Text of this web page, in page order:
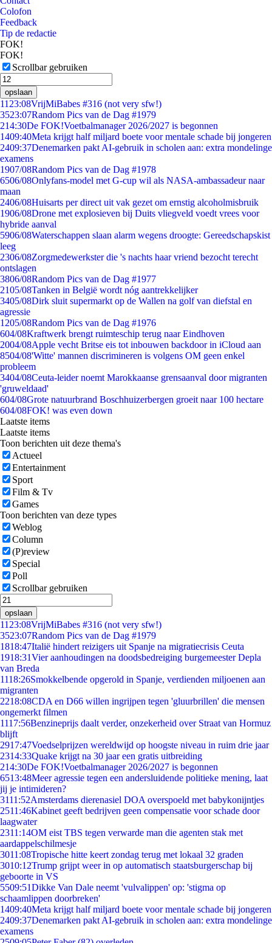
Colofon
Feedback
Tip de redactie
FOK!
FOK!
Scrollbar gebruiken
opslaan
11 23:08VrijMiBabes #316 (not very sfw!)
3523:07Random Pics van de Dag #1979
214:30De FOK!Voetbalmanager 2026/2027 is begonnen
1409:40Meta krijgt half miljard boete voor mentale schade bij jongeren
2409:37Denemarken pakt AI-gebruik in scholen aan: extra mondelinge
examens
1907/08Random Pics van de Dag #1978
6506/08Onlyfans-model met G-cup wil als NASA-ambassadeur naar
maan
2406/08Huisarts per direct uit vak gezet om ernstig alcoholmisbruik
1906/08Drone met explosieven bij Duits vliegveld voedt vrees voor
hybride aanval
5906/08Waterschappen slaan alarm wegens droogte: Gereedschapskist
leeg
2306/08Zorgmedewerkster die 's nachts haar vriend bezocht terecht
ontslagen
3806/08Random Pics van de Dag #1977
2105/08Tanken in België wordt nóg aantrekkelijker
3405/08Dirk sluit supermarkt op de Wallen na golf van diefstal en
agressie
1205/08Random Pics van de Dag #1976
604/08Kraftwerk brengt ruimteschip terug naar Eindhoven
2004/08Apple vecht Britse eis tot inbouwen backdoor in iCloud aan
8504/08'Witte' mannen discrimineren is volgens OM geen enkel
probleem
3404/08Ceuta-leider noemt Marokkaanse grensaanval door migranten
'gruweldaad'
604/08Grote natuurbrand Boschhuizerbergen groeit naar 100 hectare
604/08FOK! was even down
Laatste items
Laatste items
Toon berichten uit deze thema's
Actueel
Entertainment
Sport
Film & Tv
Games
Toon berichten van deze types
Weblog
Column
(P)review
Special
Poll
Scrollbar gebruiken
opslaan
11 23:08VrijMiBabes #316 (not very sfw!)
3523:07Random Pics van de Dag #1979
1818:47Italië hindert reizigers uit Spanje na migratiecrisis Ceuta
1918:31Vier aanhoudingen na doodsbedreiging burgemeester Depla
van Breda
1118:26Smokkelbende opgerold in Spanje, verdienden miljoenen aan
migranten
2218:08CDA en D66 willen ingrijpen tegen 'gluurbrillen' die mensen
ongemerkt filmen
1117:56Benzineprijs daalt verder, onzekerheid over Straat van Hormuz
blijft
2917:47Voedselprijzen wereldwijd op hoogste niveau in ruim drie jaar
2314:33Quake krijgt na 30 jaar een gratis uitbreiding
214:30De FOK!Voetbalmanager 2026/2027 is begonnen
6513:48Meer agressie tegen een andersluidende politieke mening, laat
jij je intimideren?
3111:52Amsterdams dierenasiel DOA overspoeld met babykonijntjes
2511:46Kabinet geeft bedrijven geen compensatie voor schade door
laagwater
2311:14OM eist TBS tegen verwarde man die agenten stak met
aardappelschilmesje
3011:08Tropische hitte keert zondag terug met lokaal 32 graden
3010:12Trump grijpt weer in op automatisch staatsburgerschap bij
geboorte in VS
5509:51Dikke Van Dale neemt 'vulvalippen' op: 'stigma op
schaamlippen doorbreken'
1409:40Meta krijgt half miljard boete voor mentale schade bij jongeren
2409:37Denemarken pakt AI-gebruik in scholen aan: extra mondelinge
examens